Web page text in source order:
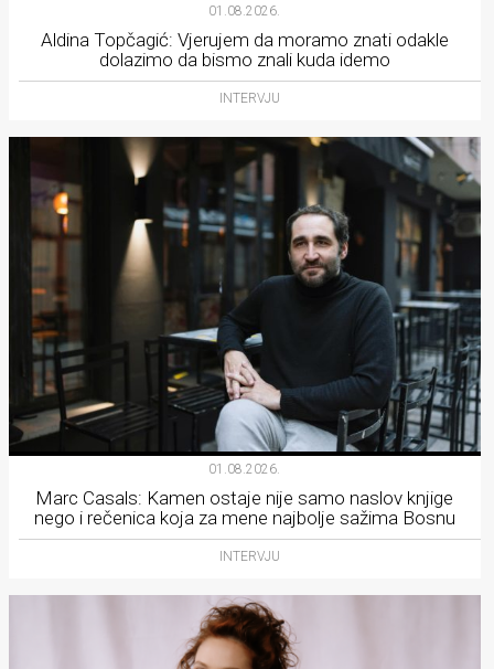
01.08.2026.
Aldina Topčagić: Vjerujem da moramo znati odakle
dolazimo da bismo znali kuda idemo
INTERVJU
01.08.2026.
Marc Casals: Kamen ostaje nije samo naslov knjige
nego i rečenica koja za mene najbolje sažima Bosnu
INTERVJU